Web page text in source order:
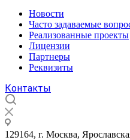
Новости
Часто задаваемые
Реализованные проекты
Лицензии
Партнеры
Реквизиты
Контакты
129164, г. Москва,